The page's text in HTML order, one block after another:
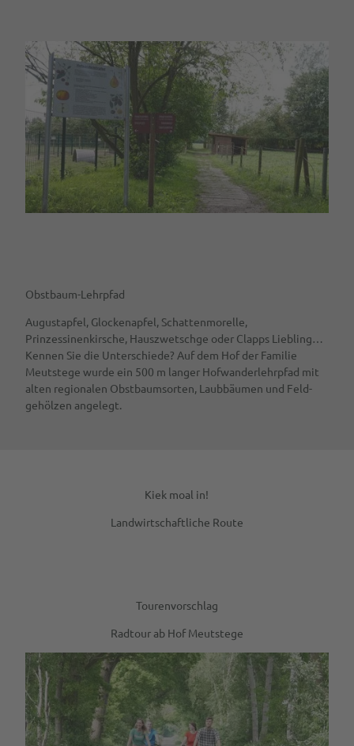
Obstbaum-Lehrpfad
Augustapfel, Glockenapfel, Schattenmorelle,
Prinzessinenkirsche, Hauszwetschge oder Clapps Liebling…
Kennen Sie die Unterschiede? Auf dem Hof der Familie
Meutstege wurde ein 500 m langer Hofwanderlehrpfad mit
alten regionalen Obstbaumsorten, Laubbäumen und Feld-
gehölzen angelegt.
Kiek moal in!
Landwirtschaftliche Route
Tourenvorschlag
Radtour ab Hof Meutstege